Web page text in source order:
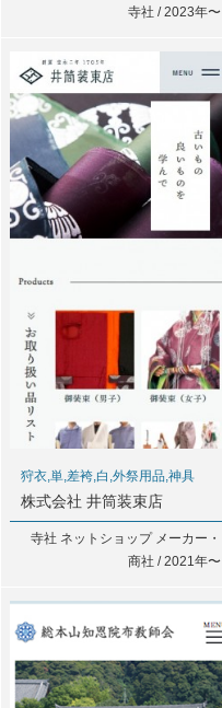
寺社 / 2023年〜
狩衣,単,差袴,白,外祭用品,神具
株式会社 井筒装束店
寺社 ネットショップ メーカー・
商社 / 2021年〜